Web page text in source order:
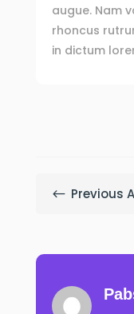
augue. Nam
rhoncus
in dictum
# Previous